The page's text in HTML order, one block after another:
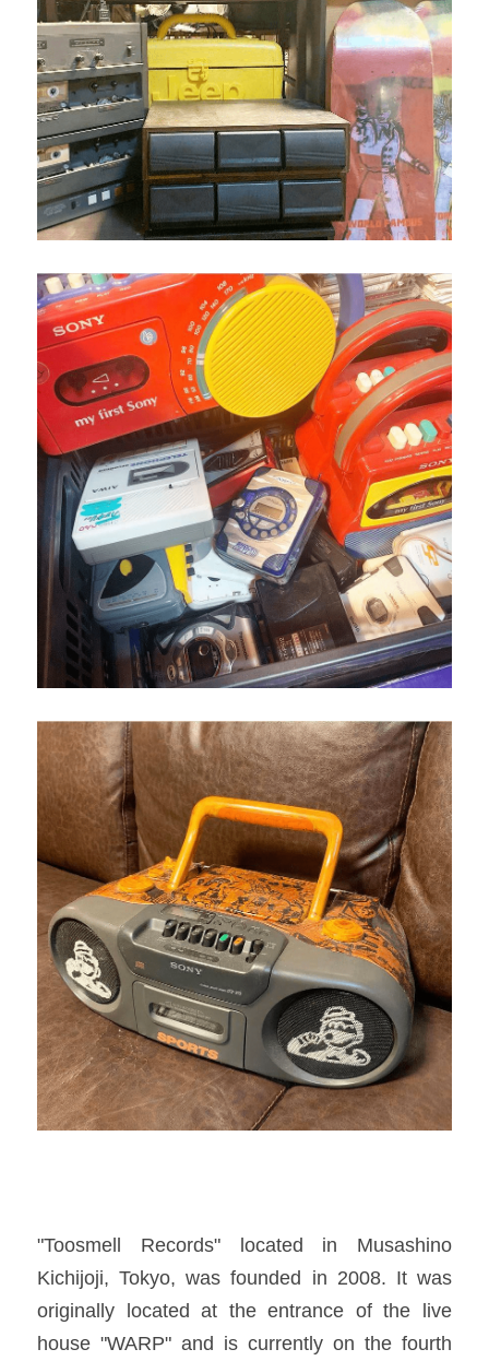
"Toosmell Records" located in Musashino
Kichijoji, Tokyo, was founded in 2008. It was
originally located at the entrance of the live
house "WARP" and is currently on the fourth